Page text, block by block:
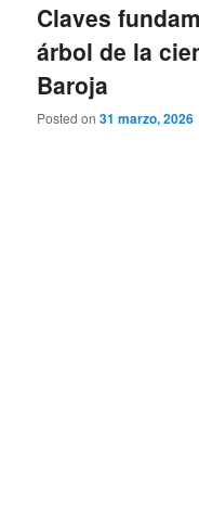
Claves
árbol de la
Baroja
Posted on31 marzo, 2026